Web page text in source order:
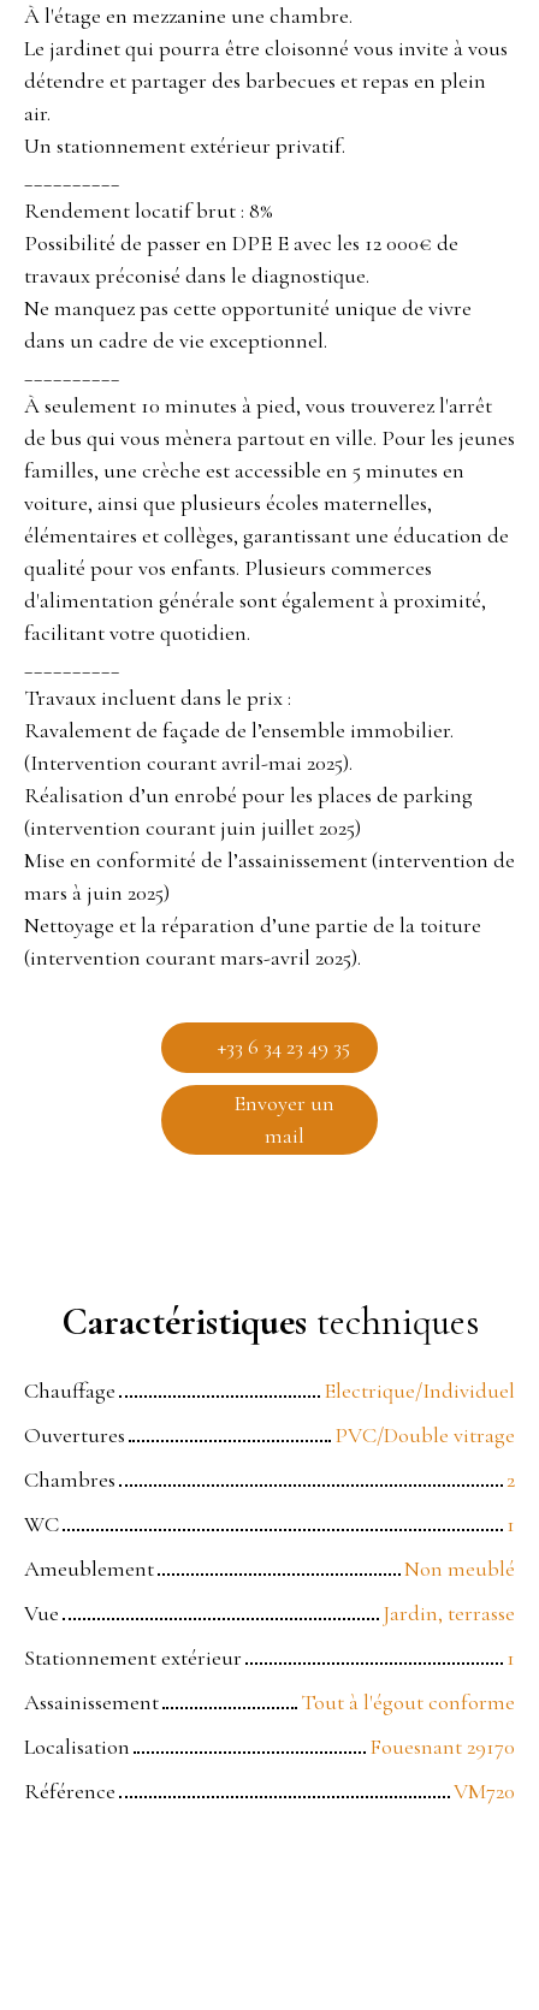
À l'étage en mezzanine une chambre.
Le jardinet qui pourra être cloisonné vous invite à vous
détendre et partager des barbecues et repas en plein
air.
Un stationnement extérieur privatif.
Rendement locatif brut : 8%
Possibilité de passer en DPE E avec les 12 000€ de
travaux préconisé dans le diagnostique.
Ne manquez pas cette opportunité unique de vivre
dans un cadre de vie exceptionnel.
À seulement 10 minutes à pied, vous trouverez l'arrêt
de bus qui vous mènera partout en ville. Pour les jeunes
familles, une crèche est accessible en 5 minutes en
voiture, ainsi que plusieurs écoles maternelles,
élémentaires et collèges, garantissant une éducation de
qualité pour vos enfants. Plusieurs commerces
d'alimentation générale sont également à proximité,
facilitant votre quotidien.
Travaux incluent dans le prix :
Ravalement de façade de l’ensemble immobilier.
(Intervention courant avril-mai 2025).
Réalisation d’un enrobé pour les places de parking
(intervention courant juin juillet 2025)
Mise en conformité de l’assainissement (intervention de
mars à juin 2025)
Nettoyage et la réparation d’une partie de la toiture
(intervention courant mars-avril 2025).
+33 6 34 23 49 35
Envoyer un
mail
Caractéristiques techniques
Chauffage
Electrique/Individuel
Ouvertures
PVC/Double vitrage
Chambres
2
WC
1
Ameublement
Non meublé
Vue
Jardin, terrasse
Stationnement extérieur
1
Assainissement
Tout à l'égout conforme
Localisation
Fouesnant 29170
Référence
VM720